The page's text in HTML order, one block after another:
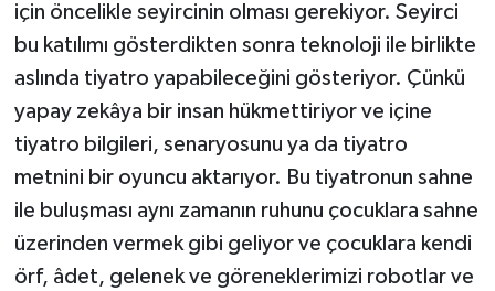
için öncelikle seyircinin olması gerekiyor. Seyirci
bu katılımı gösterdikten sonra teknoloji ile birlikte
aslında tiyatro yapabileceğini gösteriyor. Çünkü
yapay zekâya bir insan hükmettiriyor ve içine
tiyatro bilgileri, senaryosunu ya da tiyatro
metnini bir oyuncu aktarıyor. Bu tiyatronun sahne
ile buluşması aynı zamanın ruhunu çocuklara sahne
üzerinden vermek gibi geliyor ve çocuklara kendi
örf, âdet, gelenek ve göreneklerimizi robotlar ve